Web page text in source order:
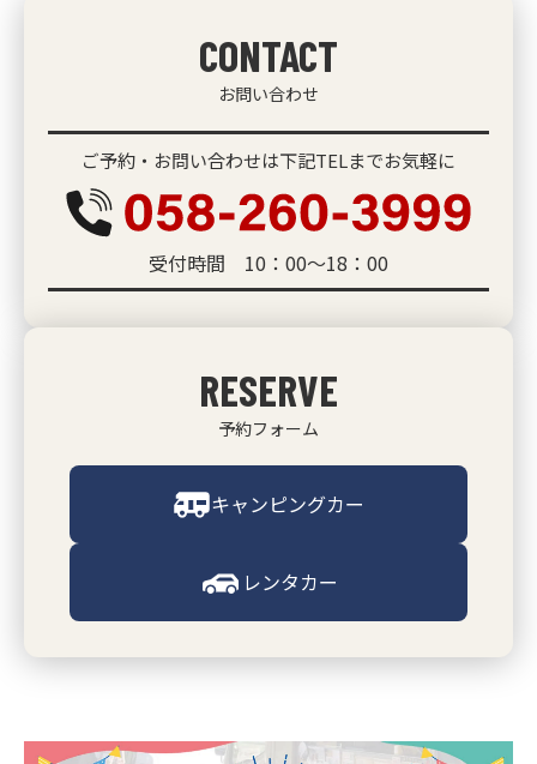
CONTACT
お問い合わせ
ご予約・お問い合わせは下記TELまでお気軽に
受付時間 10：00～18：00
RESERVE
予約フォーム
キャンピングカー
レンタカー